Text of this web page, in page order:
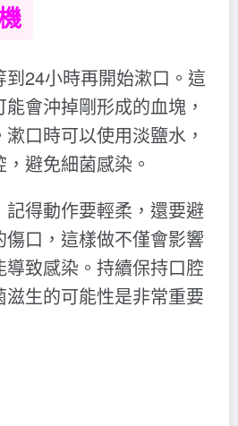
24小時再開始漱口。這
會沖掉剛形成的血塊，
口時可以使用淡鹽水，
避免細菌感染。
得動作要輕柔，還要避
口，這樣做不僅會影響
致感染。持續保持口腔
生的可能性是非常重要